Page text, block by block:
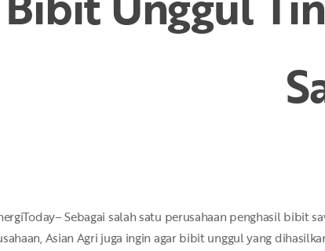
Sebagai salah satu perusaha­an penghasil
Asian Agri juga ingin agar bibit ung­gul yang